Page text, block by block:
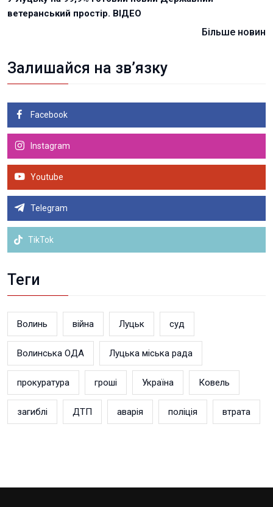
ветеранський простір. ВІДЕО
Більше новин
Залишайся на зв’язку
Facebook
Instagram
Youtube
Telegram
TikTok
Теги
Волинь війна Луцьк суд
Волинська ОДА Луцька міська рада
прокуратура гроші Україна Ковель
загиблі ДТП аварія поліція втрата